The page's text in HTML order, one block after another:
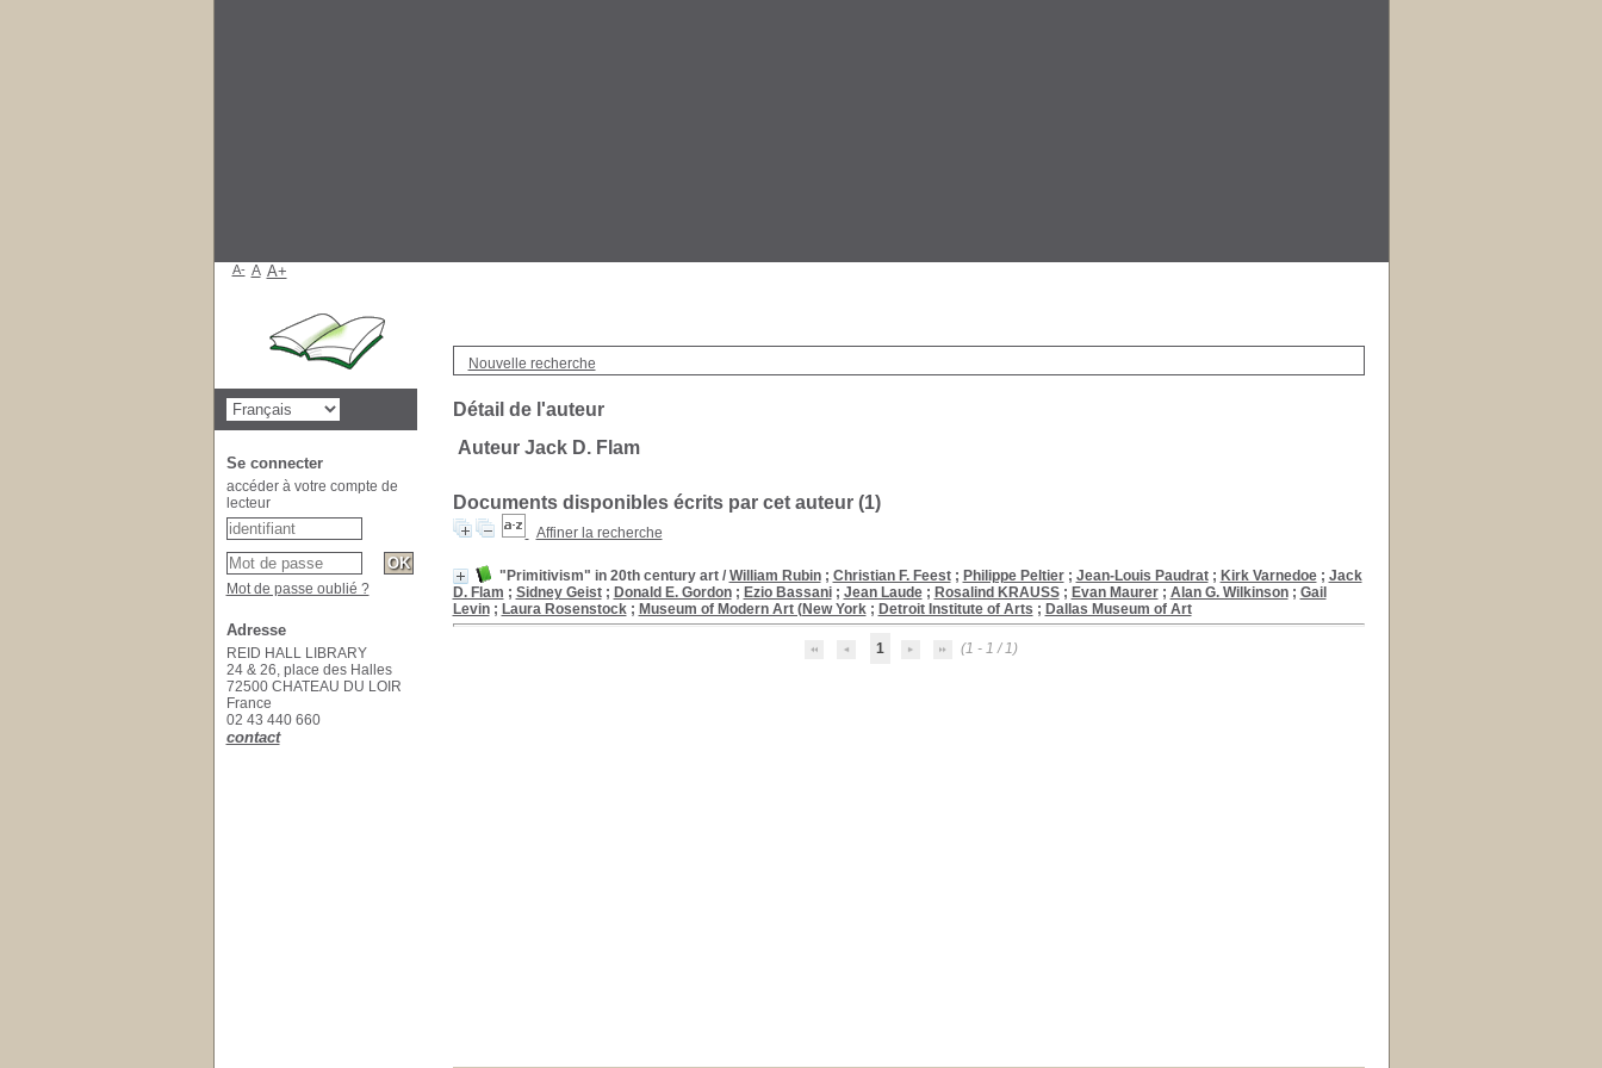
Nouvelle recherche
Détail de l'auteur
Auteur Jack D. Flam
Documents disponibles écrits par cet auteur (1)
Affiner la recherche
"Primitivism" in 20th century art/ William Rubin; Christian F. Feest; Philippe Peltier; Jean-Louis Paudrat; Kirk Varnedoe; Jack
D. Flam ; Sidney Geist; Donald E. Gordon; Ezio Bassani; Jean Laude; Rosalind KRAUSS; Evan Maurer; Alan G. Wilkinson; Gail
Levin; Laura Rosenstock; Museum of Modern Art (New York; Detroit Institute of Arts ; Dallas Museum of Art
1 (1 - 1 / 1)
A- A A+
Se connecter
accéder à votre compte de
lecteur
Mot de passe oublié ?
Adresse
REID HALL LIBRARY
24 & 26, place des Halles
72500 CHATEAU DU LOIR
France
02 43 440 660
contact